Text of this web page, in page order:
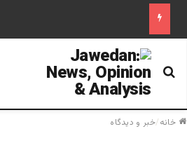
جستجو برای
خانه/خبر و دیدگاه